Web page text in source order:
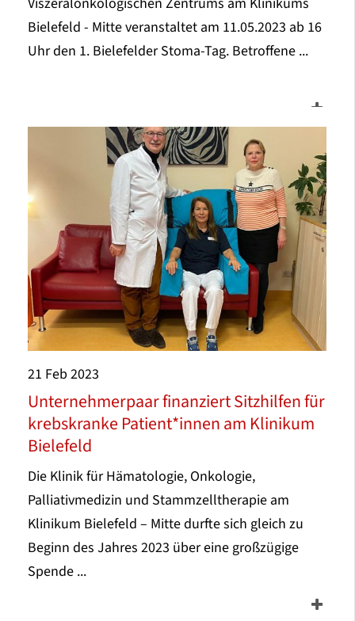
Bielefeld - Mitte veranstaltet am 11.05.2023 ab 16
Uhr den 1. Bielefelder Stoma-Tag. Betroffene ...
21 Feb2023
Unternehmerpaar finanziert Sitzhilfen für
krebskranke Patient*innen am Klinikum
Bielefeld
Die Klinik für Hämatologie, Onkologie,
Palliativmedizin und Stammzelltherapie am
Klinikum Bielefeld – Mitte durfte sich gleich zu
Beginn des Jahres 2023 über eine großzügige
Spende ...